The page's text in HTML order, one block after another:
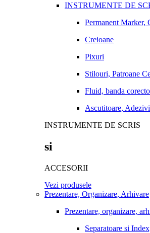
INSTRUMENTE DE
Permanent Marker,
Creioane
Pixuri
Stilouri, Patroane
Fluid, banda
Ascutitoare,
INSTRUMENTE DE SCRIS
si
ACCESORII
Vezi produsele
Prezentare, Organizare, Arhivare
Prezentare, organizare,
Separatoare si